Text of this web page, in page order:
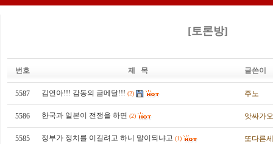
[토론방]
번호 제 목 글쓴이
5587 김연아!!! 감동의 금메달!!! (2) 주노
5586 한국과 일본이 전쟁을 하면 (2) 앗싸가
5585 정부가 정치를 이길려고 하니 말이되냐고 (1) 또다른